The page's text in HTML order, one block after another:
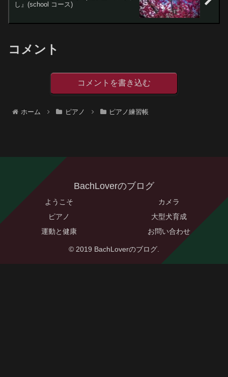
し』(school コース)
コメント
コメントを書き込む
ホーム ピアノ ピアノ練習帳
BachLoverのブログ
ようこそ
カメラ
ピアノ
大型犬育成
運動と健康
お問い合わせ
© 2019 BachLoverのブログ.